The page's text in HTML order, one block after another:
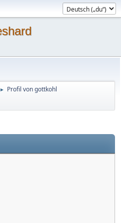
► Profil von gottkohl